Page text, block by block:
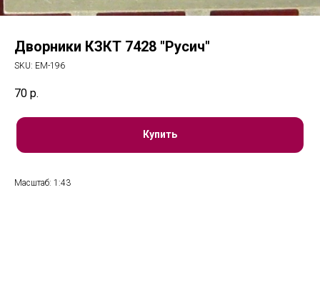
Дворники КЗКТ 7428 "Русич"
SKU: ЕМ-196
70 р.
Купить
Масштаб: 1:43